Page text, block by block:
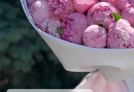
БЫСТРАЯ
Я принимаю Политику
Правила использования
продаем ваши данные и